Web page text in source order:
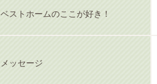
ベストホームのここが好き！
メッセージ